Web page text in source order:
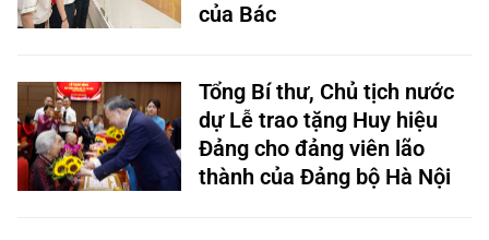
của Bác
Tổng Bí thư, Chủ tịch nước
dự Lễ trao tặng Huy hiệu
Đảng cho đảng viên lão
thành của Đảng bộ Hà Nội